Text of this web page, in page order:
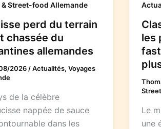
Street-food Allemande
perd du terrain
chassée du
allemandes
2026 /Actualités, Voyages
de la célèbre
nappée de sauce
dans les
les
Le
une